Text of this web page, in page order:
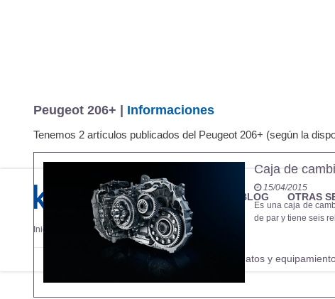
MARCAS REVISTA/BLOG OTRAS
Inicio Peugeot 206+
Fotos Precios, datos y
Peugeot 206+ | Informaciones
Tenemos 2 artículos publicados del Peugeot 206+ (según la
Caja de
15/04/2015
Es una caja de
de par y tiene seis